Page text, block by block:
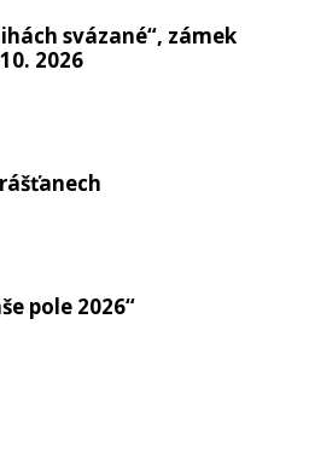
svázané“, zámek
2026
pole 2026“